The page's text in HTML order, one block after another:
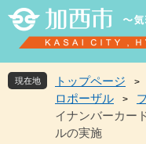
先
頭
を
飛
現在地 トップページ >
ロポーザル
>
イナンバーカー
ルの実施